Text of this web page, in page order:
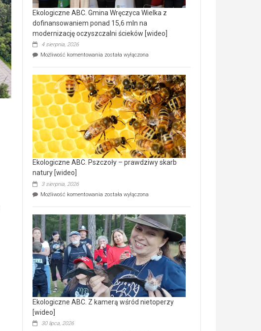
Ekologiczne ABC. Gmina Wręczyca Wielka z
dofinansowaniem ponad 15,6 mln na
modernizację oczyszczalni ścieków [wideo]
4 sierpnia, 2026
Możliwość komentowania Ekologiczne
Wręczyca
Wielka
z
dofinansowaniem
ponad
15,6
mln
na
modernizację
oczyszczalni
ścieków
[wideo]
została wyłączona
Ekologiczne ABC. Pszczoły – prawdziwy skarb
natury [wideo]
3 sierpnia, 2026
Możliwość komentowania Ekologiczne
–
prawdziwy
skarb
natury
[wideo]
została wyłączona
Ekologiczne ABC. Z kamerą wśród nietoperzy
[wideo]
30 lipca, 2026